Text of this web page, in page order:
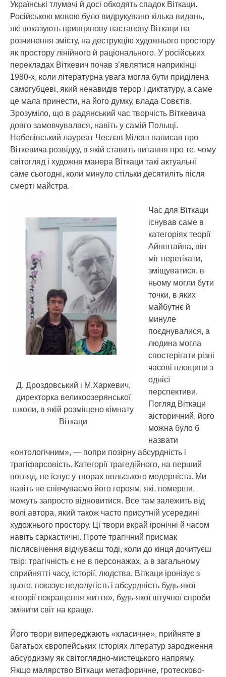
Українські тлумачі й досі обходять спадок Віткаци.
Російською мовою було видрукувано кілька видань,
які показують принципову настанову Віткаци на
розчинення змісту, на деструкцію художнього простору
як простору лінійного й раціонального. У російських
перекладах Віткевич почав з’являтися наприкінці
1980-х, коли літературна увага могла бути приділена
самогубцеві, який ненавидів терор і диктатуру, а саме
це мала принести, на його думку, влада Совєтів.
Зрозуміло, що в радянський час творчість Віткевича
довго замовчувалася, навіть у самій Польщі.
Нобелівський лауреат Чеслав Мілош написав про
Віткевича розвідку, в якій ставить питання про те, чому
світогляд і художня манера Віткаци такі актуальні
саме сьогодні, коли минуло стільки десятиліть після
смерті майстра.
Д. Дроздовський і М.Харкевич,
директорка великоозерянської
школи, в якій розміщено кімнату
Віткаци
Час для Віткаци
існував саме в
категоріях теорії
Айнштайна, він
міг перетікати,
зміщуватися, в
ньому могли бути
точки, в яких
майбутнє й
минуле
поєднувалися, а
людина могла
спостерігати різні
часові площини з
однієї
перспективи.
Погляд Віткаци
аісторичний, його
можна було б
назвати
«онтологічним», — попри позірну абсурдність і
трагіфарсовість. Категорії трагедійного, на перший
погляд, не існує у творах польського модерніста. Ми
навіть не співчуваємо його героям, які, померши,
можуть запросто відновитися. Все там залежить від
волі автора, який також часто присутній усередині
художнього простору. Ці твори вкрай іронічні й часом
навіть саркастичні. Проте трагічний присмак
післясвічення відчуваєш тоді, коли до кінця дочитуєш
твір: трагічність є не в персонажах, а в загальному
сприйнятті часу, історії, людства. Віткаци іронізує з
цього, показує недолугість і абсурдність будь-якої
«теорії покращення життя», будь-якої штучної спроби
змінити світ на краще.
Його твори випереджають «класичне», прийняте в
багатьох європейських історіях літератур зародження
абсурдизму як світоглядно-мистецького напряму.
Якщо малярство Віткаци метафоричне, гротесково-